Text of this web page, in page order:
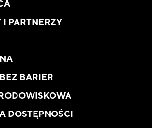
I PARTNERZY
BARIER
DOSTĘPNOŚCI